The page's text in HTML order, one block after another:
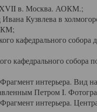
XVII в. Москва. АОКМ.;
Кузвлева в
кафедрального собора
кафедрального собора
интерьера. Вид
Петром I.
интерьера.